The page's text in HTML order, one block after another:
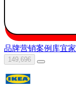
品牌营销案例库宜家
149,696